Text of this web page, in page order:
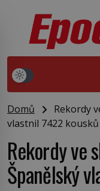
Domů
Rekordy
vlastnil 7422 kousků
Rekordy ve
Španělský